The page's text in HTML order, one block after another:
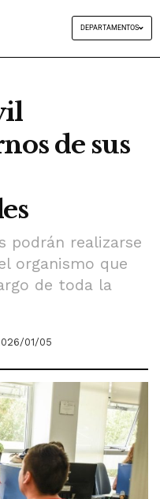
DEPARTAMENTOS
de sus
podrán realizarse
organismo que
de toda la
01/05